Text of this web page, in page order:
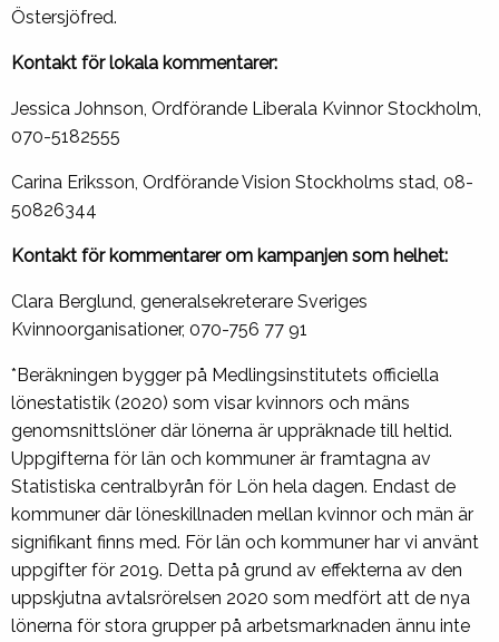
Östersjöfred.
Kontakt för lokala kommentarer:
Jessica Johnson, Ordförande Liberala Kvinnor Stockholm,
070-5182555
Carina Eriksson, Ordförande Vision Stockholms stad, 08-
50826344
Kontakt för kommentarer om kampanjen som helhet:
Clara Berglund, generalsekreterare Sveriges
Kvinnoorganisationer, 070-756 77 91
*Beräkningen bygger på Medlingsinstitutets officiella
lönestatistik (2020) som visar kvinnors och mäns
genomsnittslöner där lönerna är uppräknade till heltid.
Uppgifterna för län och kommuner är framtagna av
Statistiska centralbyrån för Lön hela dagen. Endast de
kommuner där löneskillnaden mellan kvinnor och män är
signifikant finns med. För län och kommuner har vi använt
uppgifter för 2019. Detta på grund av effekterna av den
uppskjutna avtalsrörelsen 2020 som medfört att de nya
lönerna för stora grupper på arbetsmarknaden ännu inte